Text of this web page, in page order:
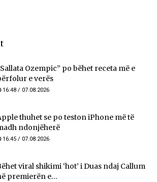
Ozempic” po bëhet receta më e
e verës
16:48 / 07.08.2026
thuhet se po teston iPhone më të
ndonjëherë
16:45 / 07.08.2026
viral shikimi ‘hot’ i Duas ndaj Callum
premierën e...